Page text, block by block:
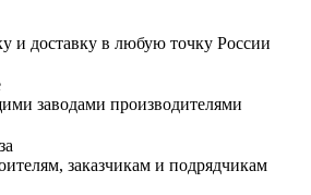
и доставку в любую точку России
заводами производителями
заказчикам и подрядчикам